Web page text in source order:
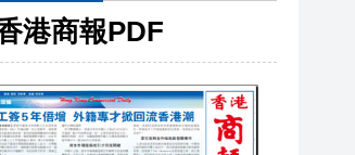
港商報PDF